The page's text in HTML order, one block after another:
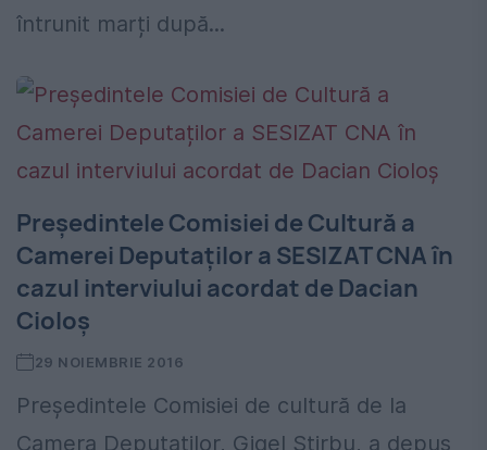
întrunit marți după...
Președintele Comisiei de Cultură a
Camerei Deputaților a SESIZAT CNA în
cazul interviului acordat de Dacian
Cioloș
29 NOIEMBRIE 2016
Preşedintele Comisiei de cultură de la
Camera Deputaţilor, Gigel Ştirbu, a depus